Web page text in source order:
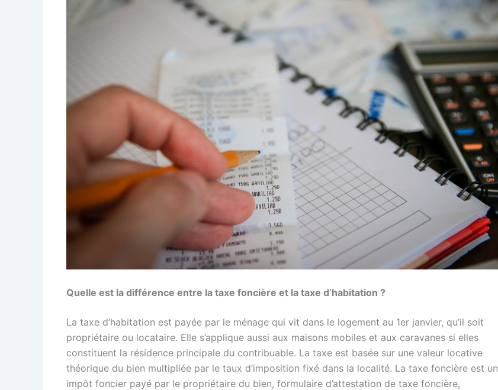
Quelle est la différence entre la taxe foncière et la taxe d’habitation ?
La taxe d’habitation est payée par le ménage qui vit dans le logement au 1er janvier, qu’il soit
propriétaire ou locataire. Elle s’applique aussi aux maisons mobiles et aux caravanes si elles
constituent la résidence principale du contribuable. La taxe est basée sur une valeur locative
théorique du bien multipliée par le taux d’imposition fixé dans la localité. La taxe foncière est un
impôt foncier payé par le propriétaire du bien, formulaire d’attestation de taxe foncière,